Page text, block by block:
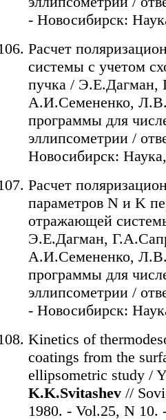
- Новосибирск:
Расчет
системы с учетом
пучка /
А.И.Семененко,
программы для
эллипсометрии /
Новосибирск:
Расчет
параметров N и K
отражающей
Э.Е.Дагман,
А.И.Семененко,
программы для
эллипсометрии /
- Новосибирск:
Kinetics of
coatings from the
ellipsometric study /
K.K.Svitashev //
1980. - Vol.25, N 10.